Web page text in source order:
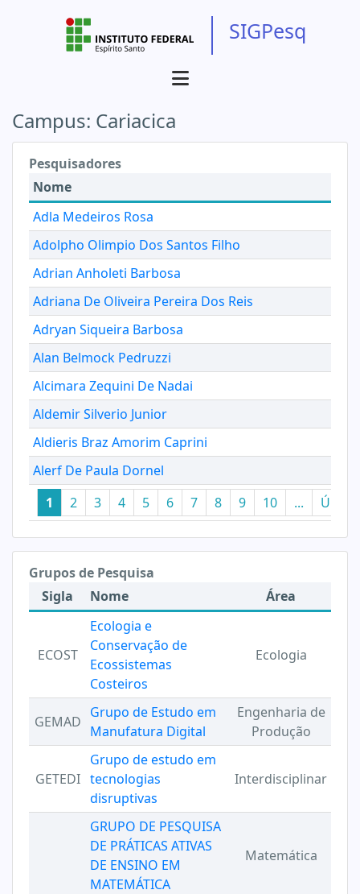
SIGPesq
Campus: Cariacica
Pesquisadores
Nome
Adla Medeiros Rosa
Adolpho Olimpio Dos Santos Filho
Adrian Anholeti Barbosa
Adriana De Oliveira Pereira Dos Reis
Adryan Siqueira Barbosa
Alan Belmock Pedruzzi
Alcimara Zequini De Nadai
Aldemir Silverio Junior
Aldieris Braz Amorim Caprini
Alerf De Paula Dornel
1
2 3 4 5 6 7 8 9 10 ...
Grupos de Pesquisa
Sigla
Nome Área
ECOST
Ecologia e
Conservação de
Ecossistemas
Costeiros
Ecologia
GEMAD
Grupo de Estudo em
Manufatura Digital
Engenharia de
Produção
GETEDI
Grupo de estudo em
tecnologias
disruptivas
Interdisciplinar
GRUPO DE PESQUISA
DE PRÁTICAS ATIVAS
DE ENSINO EM
MATEMÁTICA
Matemática